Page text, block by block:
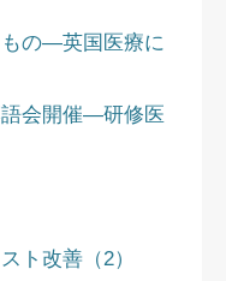
の―英国医療に
会開催―研修医
ト改善（2）